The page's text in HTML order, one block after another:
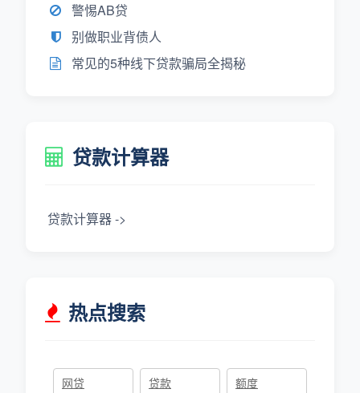
警惕AB贷
别做职业背债人
常见的5种线下贷款骗局全揭秘
贷款计算器
贷款计算器 ->
热点搜索
网贷 贷款 额度